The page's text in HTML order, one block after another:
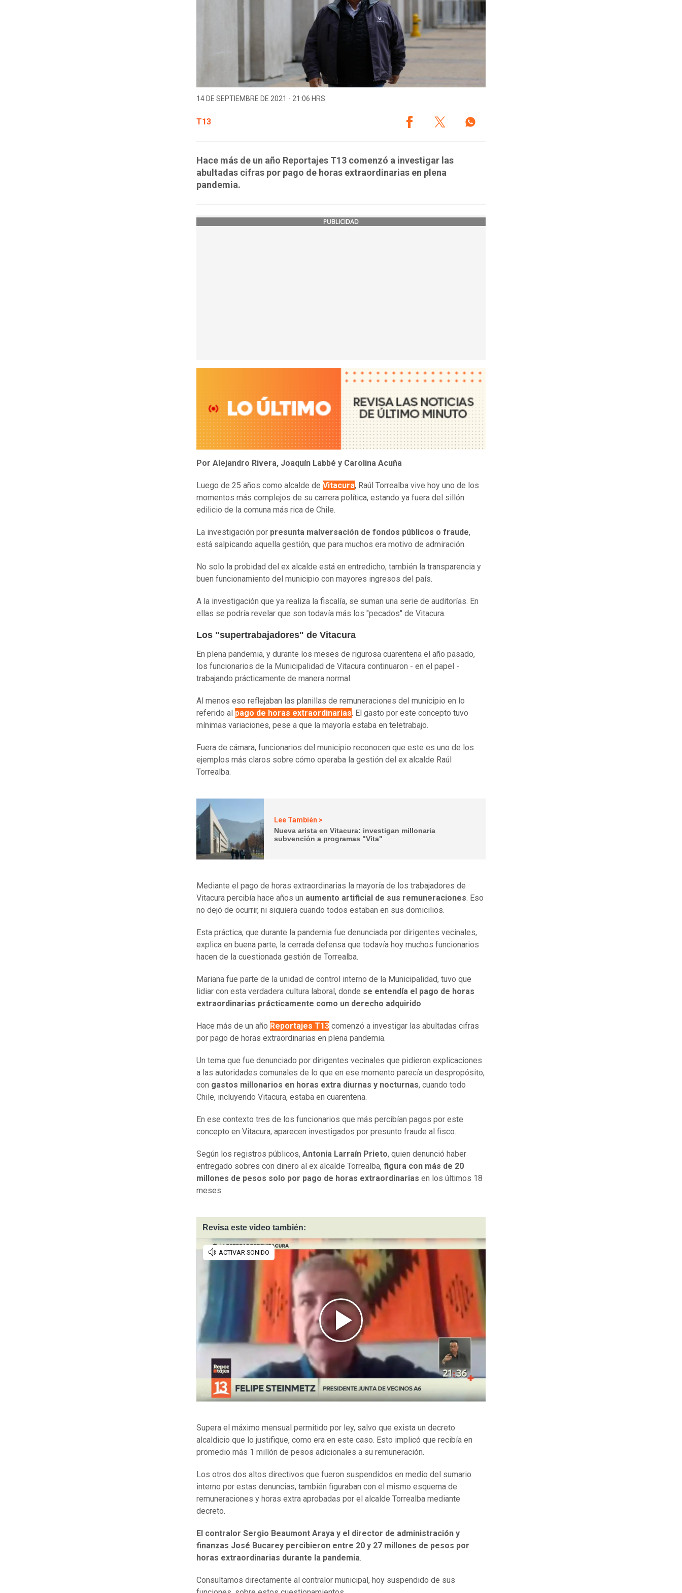
14 DE SEPTIEMBRE DE 2021 - 21:06 HRS.
T13
Hace más de un año Reportajes T13 comenzó a investigar las
abultadas cifras por pago de horas extraordinarias en plena
pandemia.
PUBLICIDAD
Por Alejandro Rivera, Joaquín Labbé y Carolina Acuña
Luego de 25 años como alcalde de Vitacura, Raúl Torrealba vive hoy uno de los
momentos más complejos de su carrera política, estando ya fuera del sillón
edilicio de la comuna más rica de Chile.
La investigación por presunta malversación de fondos públicos o fraude,
está salpicando aquella gestión, que para muchos era motivo de admiración.
No solo la probidad del ex alcalde está en entredicho, también la transparencia y
buen funcionamiento del municipio con mayores ingresos del país.
A la investigación que ya realiza la fiscalía, se suman una serie de auditorías. En
ellas se podría revelar que son todavía más los "pecados" de Vitacura.
Los "supertrabajadores" de Vitacura
En plena pandemia, y durante los meses de rigurosa cuarentena el año pasado,
los funcionarios de la Municipalidad de Vitacura continuaron - en el papel -
trabajando prácticamente de manera normal.
Al menos eso reflejaban las planillas de remuneraciones del municipio en lo
referido al pago de horas extraordinarias. El gasto por este concepto tuvo
mínimas variaciones, pese a que la mayoría estaba en teletrabajo.
Fuera de cámara, funcionarios del municipio reconocen que este es uno de los
ejemplos más claros sobre cómo operaba la gestión del ex alcalde Raúl
Torrealba.
Lee También >
Nueva arista en Vitacura: investigan millonaria
subvención a programas "Vita"
Mediante el pago de horas extraordinarias la mayoría de los trabajadores de
Vitacura percibía hace años un aumento artificial de sus remuneraciones. Eso
no dejó de ocurrir, ni siquiera cuando todos estaban en sus domicilios.
Esta práctica, que durante la pandemia fue denunciada por dirigentes vecinales,
explica en buena parte, la cerrada defensa que todavía hoy muchos funcionarios
hacen de la cuestionada gestión de Torrealba.
Mariana fue parte de la unidad de control interno de la Municipalidad, tuvo que
lidiar con esta verdadera cultura laboral, donde se entendía el pago de horas
extraordinarias prácticamente como un derecho adquirido.
Hace más de un año Reportajes T13 comenzó a investigar las abultadas cifras
por pago de horas extraordinarias en plena pandemia.
Un tema que fue denunciado por dirigentes vecinales que pidieron explicaciones
a las autoridades comunales de lo que en ese momento parecía un despropósito,
con gastos millonarios en horas extra diurnas y nocturnas, cuando todo
Chile, incluyendo Vitacura, estaba en cuarentena.
En ese contexto tres de los funcionarios que más percibían pagos por este
concepto en Vitacura, aparecen investigados por presunto fraude al fisco.
Según los registros públicos, Antonia Larraín Prieto, quien denunció haber
entregado sobres con dinero al ex alcalde Torrealba, figura con más de 20
millones de pesos solo por pago de horas extraordinarias en los últimos 18
meses.
Revisa este video también:
Supera el máximo mensual permitido por ley, salvo que exista un decreto
alcaldicio que lo justifique, como era en este caso. Esto implicó que recibía en
promedio más 1 millón de pesos adicionales a su remuneración.
Los otros dos altos directivos que fueron suspendidos en medio del sumario
interno por estas denuncias, también figuraban con el mismo esquema de
remuneraciones y horas extra aprobadas por el alcalde Torrealba mediante
decreto.
El contralor Sergio Beaumont Araya y el director de administración y
finanzas José Bucarey percibieron entre 20 y 27 millones de pesos por
horas extraordinarias durante la pandemia
Consultamos directamente al contralor municipal, hoy suspendido de sus